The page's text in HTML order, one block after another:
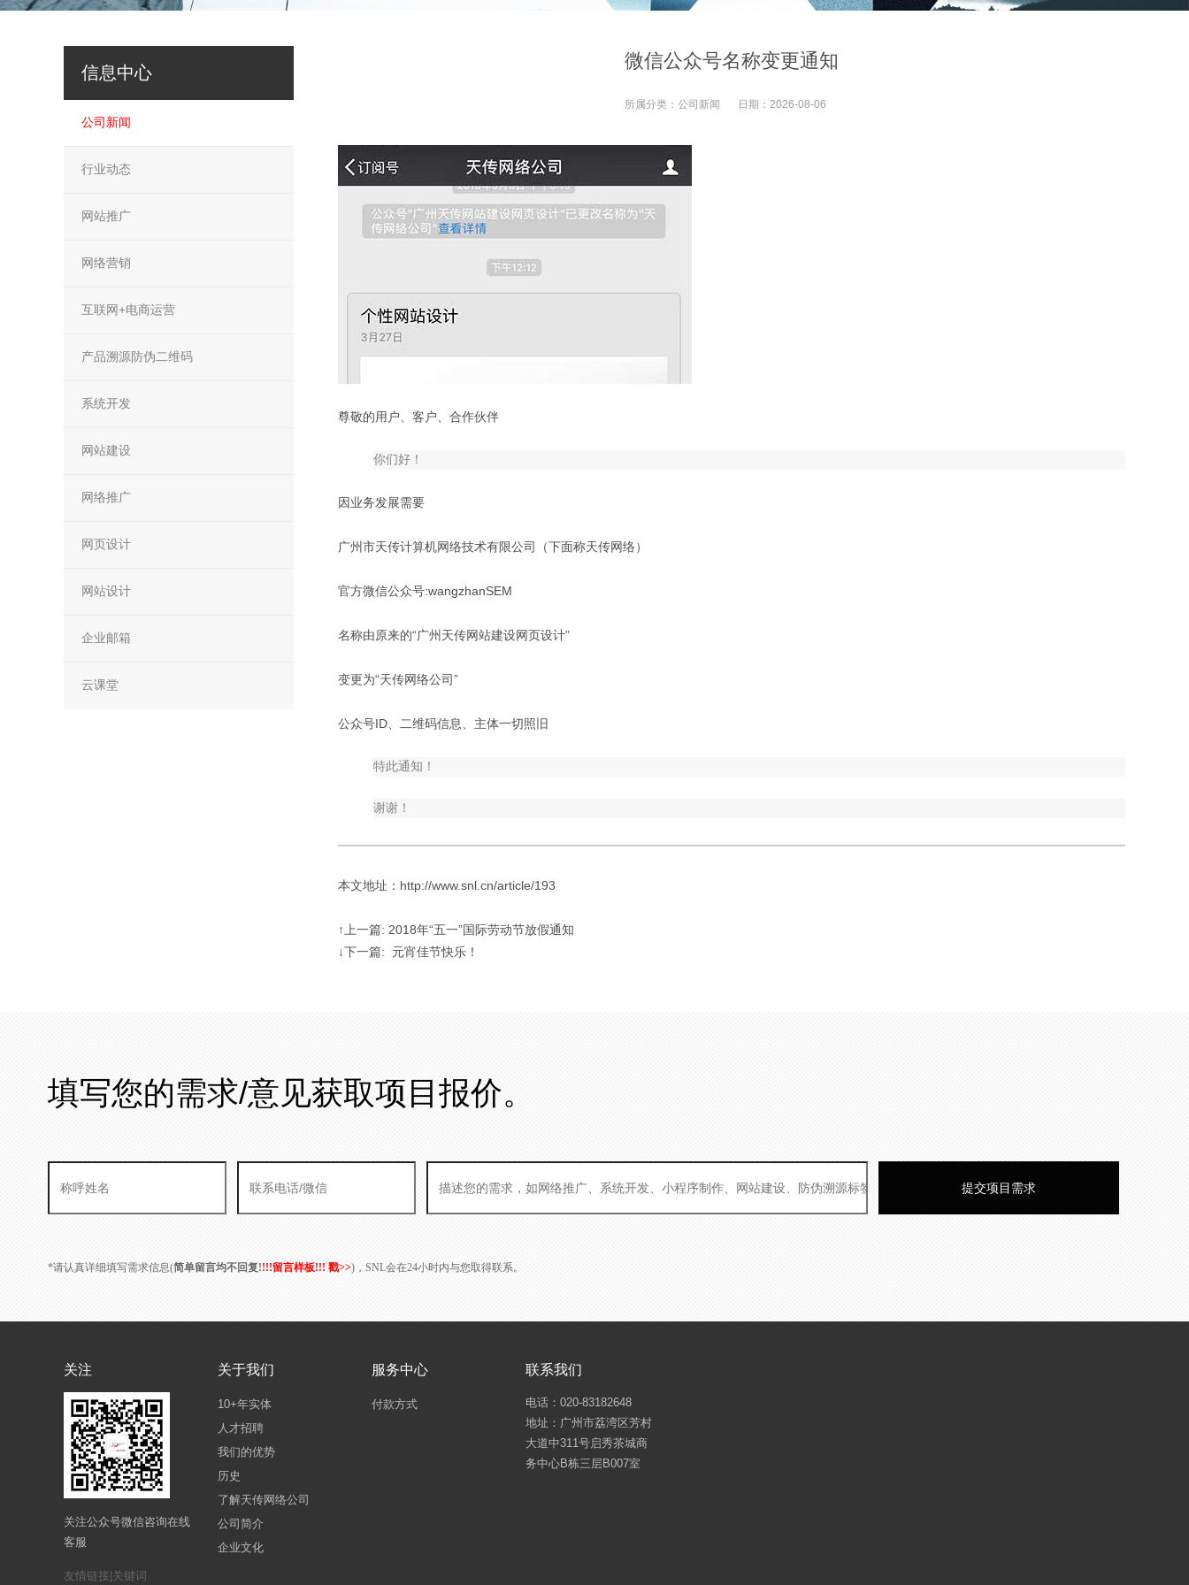
微信公众号名称变更通知
所属分类： 公司新闻 日期： 2026-08-06
尊敬的用户、客户、合作伙伴
你们好！
因业务发展需要
广州市天传计算机网络技术有限公司（下面称天传网络）
官方微信公众号:wangzhanSEM
名称由原来的“广州天传网站建设网页设计”
变更为“天传网络公司”
公众号ID、二维码信息、主体一切照旧
特此通知！
谢谢！
本文地址：http://www.snl.cn/article/193
↑上一篇: 2018年“五一”国际劳动节放假通知
↓下一篇: 元宵佳节快乐！
信息中心
公司新闻
行业动态
网站推广
网络营销
互联网+电商运营
产品溯源防伪二维码
系统开发
网站建设
网络推广
网页设计
网站设计
企业邮箱
云课堂
填写您的需求/意见获取项目报价。
*请认真详细填写需求信息(简单留言均不回复!!!!留言样板!!! 戳>>)，SNL会在24小时内与您取得联系。
关注
关注公众号微信咨询在线
客服
关于我们
10+年实体
人才招聘
我们的优势
历史
了解天传网络公司
公司简介
企业文化
服务中心
付款方式
联系我们
电话：020-83182648
地址：广州市荔湾区芳村
大道中311号启秀茶城商
务中心B栋三层B007室
友情链接|关键词